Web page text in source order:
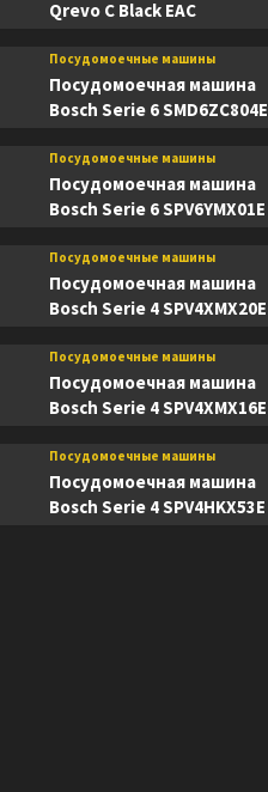
Qrevo C Black EAC
Посудомоечные машины
Посудомоечная машина
Bosch Serie 6 SMD6ZC804E
Посудомоечные машины
Посудомоечная машина
Bosch Serie 6 SPV6YMX01E
Посудомоечные машины
Посудомоечная машина
Bosch Serie 4 SPV4XMX20E
Посудомоечные машины
Посудомоечная машина
Bosch Serie 4 SPV4XMX16E
Посудомоечные машины
Посудомоечная машина
Bosch Serie 4 SPV4HKX53E